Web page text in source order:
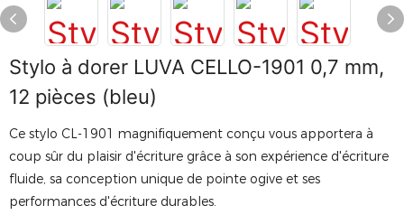
Stylo à dorer LUVA CELLO-1901 0,7 mm,
12 pièces (bleu)
Ce stylo CL-1901 magnifiquement conçu vous apportera à
coup sûr du plaisir d'écriture grâce à son expérience d'écriture
fluide, sa conception unique de pointe ogive et ses
performances d'écriture durables.